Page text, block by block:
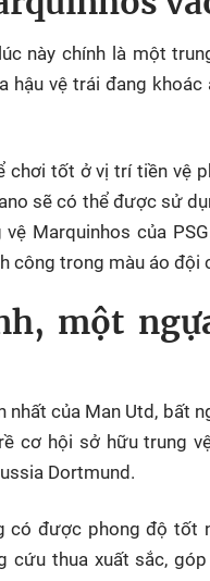
này chính là một
hậu vệ trái đang
tốt ở vị trí tiền vệ
sẽ có thể được sử
Marquinhos của
công trong màu áo đội
một
nhất của Man Utd, bất
cơ hội sở hữu trung
Dortmund.
có được phong độ tốt
cứu thua xuất sắc,